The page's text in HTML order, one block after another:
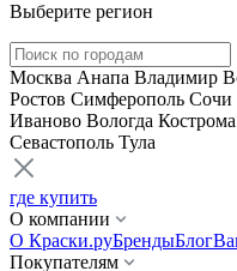
Выберите регион
Москва Анапа Владимир
Ростов Симферополь Сочи
Иваново Вологда Кострома
Севастополь Тула
где купить
О компании
О Краски.руБрендыБлог
Покупателям